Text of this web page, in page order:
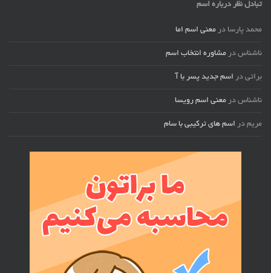
تبادل نظر درباره اسم
محمد پارسا در معنی اسم اما
ناشناس در مشاوره انتخاب اسم
براتی در اسم جدید پسر با آ
ناشناس در معنی اسم رویسا
مریم در اسم های ترکیبی با سام